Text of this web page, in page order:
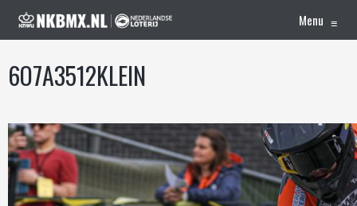
Menu ≡
6O7A3512KLEIN